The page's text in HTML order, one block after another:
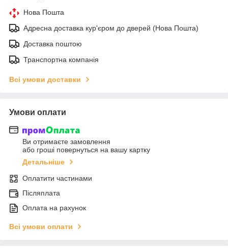
Нова Пошта
Адресна доставка кур'єром до дверей (Нова Пошта)
Доставка поштою
Транспортна компанія
Всі умови доставки
Умови оплати
Ви отримаєте замовлення
або гроші повернуться на вашу картку
Детальніше
Оплатити частинами
Післяплата
Оплата на рахунок
Всі умови оплати